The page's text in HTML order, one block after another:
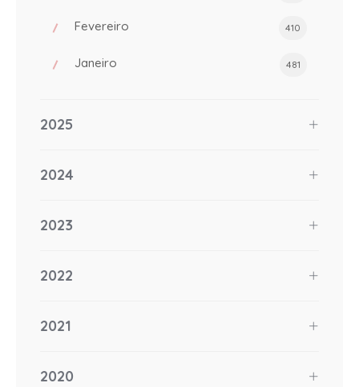
Fevereiro 410
Janeiro 481
2025
2024
2023
2022
2021
2020